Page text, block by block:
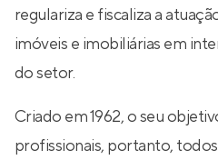
regulariza e fiscaliza a
imóveis e imobiliárias em
do setor.
Criado em 1962, o seu
profissionais, portanto,